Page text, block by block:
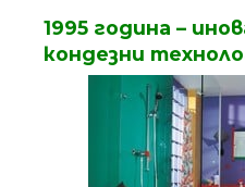
1995 година –
кондезни